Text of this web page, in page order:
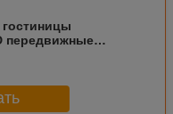
гостиницы
передвижные
плавая